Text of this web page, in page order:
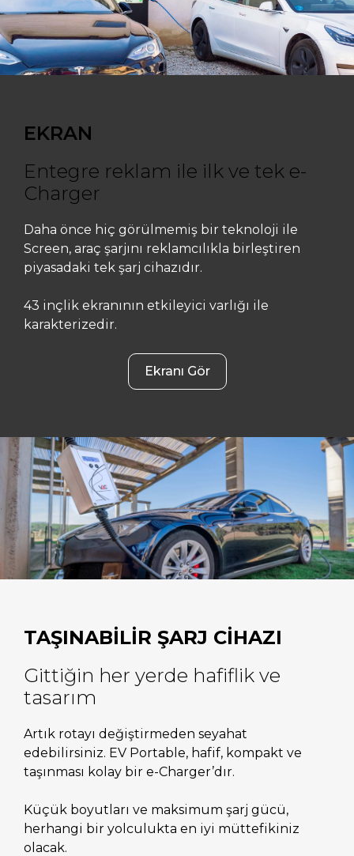
EKRAN
Entegre reklam ile ilk ve tek e-
Charger
Daha önce hiç görülmemiş bir teknoloji ile
Screen, araç şarjını reklamcılıkla birleştiren
piyasadaki tek şarj cihazıdır.
43 inçlik ekranının etkileyici varlığı ile
karakterizedir.
Ekranı Gör
TAŞINABİLİR ŞARJ CİHAZI
Gittiğin her yerde hafiflik ve
tasarım
Artık rotayı değiştirmeden seyahat
edebilirsiniz. EV Portable, hafif, kompakt ve
taşınması kolay bir e-Charger’dır.
Küçük boyutları ve maksimum şarj gücü,
herhangi bir yolculukta en iyi müttefikiniz
olacak.